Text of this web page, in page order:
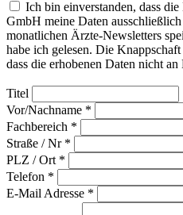
Ich bin einverstanden, dass
GmbH meine Daten
monatlichen Ärzte-Newsletters
habe ich gelesen. Die
dass die erhobenen Daten nicht
Titel
Vor/Nachname *
Fachbereich *
Straße / Nr *
PLZ / Ort *
Telefon *
E-Mail Adresse *